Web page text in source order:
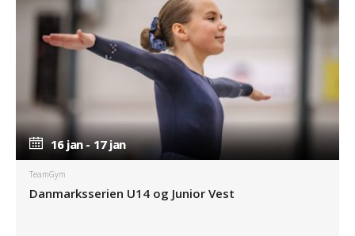
16 jan - 17 jan
16 jan - 17 jan
TeamGym
Danmarksserien U14 og Junior Vest